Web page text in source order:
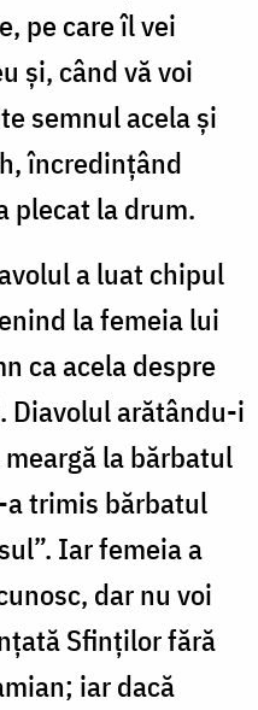
pe care îl vei
și, când vă voi
semnul acela și
încredințând
plecat la drum.
a luat chipul
la femeia lui
ca acela despre
Diavolul arătându-i
la bărbatul
a trimis bărbatul
Iar femeia a
dar nu voi
Sfinților fără
iar dacă